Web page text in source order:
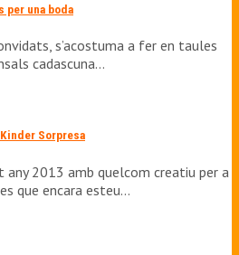
per una boda
s’acostuma a fer en taules
cadascuna…
Sorpresa
any 2013 amb quelcom creatiu per a
que encara esteu…